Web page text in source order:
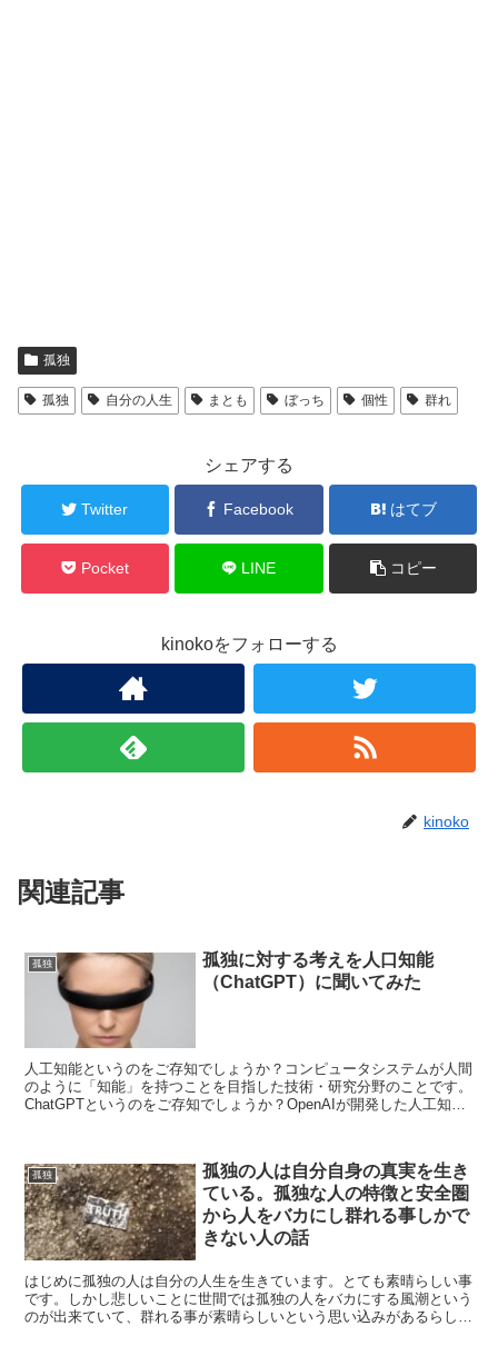
孤独
孤独 自分の人生 まとも ぼっち 個性 群れ
シェアする
Twitter Facebook はてブ
Pocket LINE コピー
kinokoをフォローする
kinoko
関連記事
孤独
孤独に対する考えを人口知能
（ChatGPT）に聞いてみた
人工知能というのをご存知でしょうか？コンピュータシステムが人間
のように「知能」を持つことを目指した技術・研究分野のことです。
ChatGPTというのをご存知でしょうか？OpenAIが開発した人工知能
孤独
孤独の人は自分自身の真実を生き
ている。孤独な人の特徴と安全圏
から人をバカにし群れる事しかで
きない人の話
はじめに孤独の人は自分の人生を生きています。とても素晴らしい事
です。しかし悲しいことに世間では孤独の人をバカにする風潮という
のが出来ていて、群れる事が素晴らしいという思い込みがあるらしい